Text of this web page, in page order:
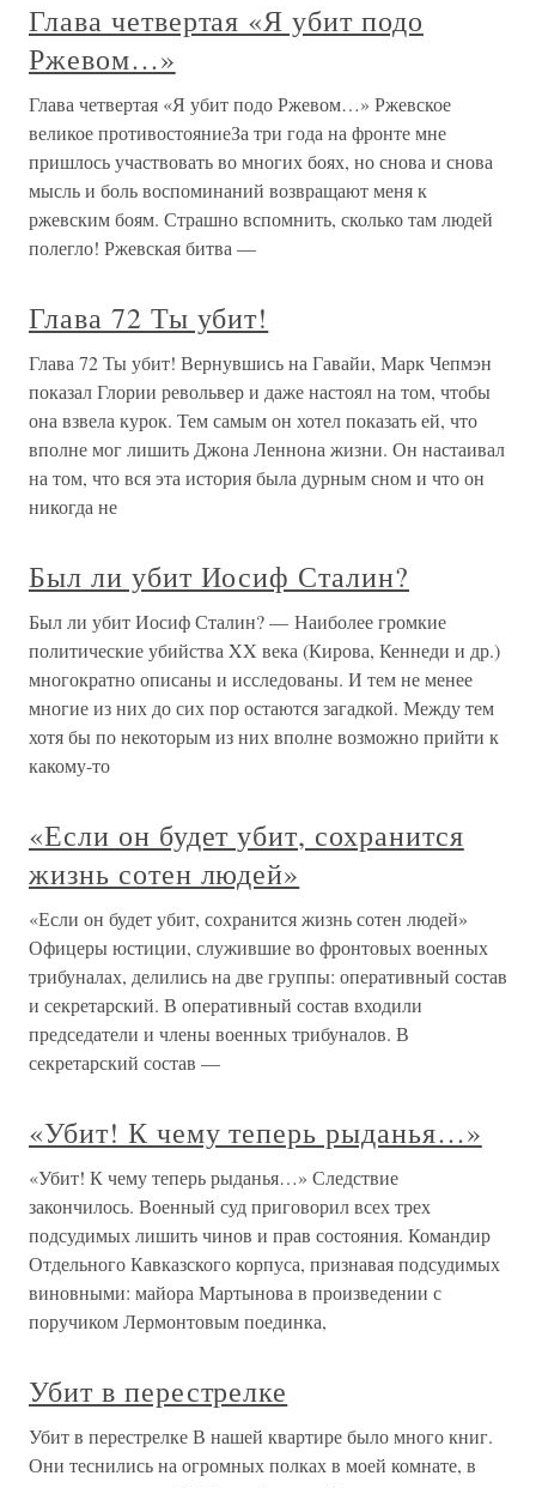
Глава четвертая «Я убит подо
Ржевом…»
Глава четвертая «Я убит подо Ржевом…» Ржевское
великое противостояниеЗа три года на фронте мне
пришлось участвовать во многих боях, но снова и снова
мысль и боль воспоминаний возвращают меня к
ржевским боям. Страшно вспомнить, сколько там людей
полегло! Ржевская битва —
Глава 72 Ты убит!
Глава 72 Ты убит! Вернувшись на Гавайи, Марк Чепмэн
показал Глории револьвер и даже настоял на том, чтобы
она взвела курок. Тем самым он хотел показать ей, что
вполне мог лишить Джона Леннона жизни. Он настаивал
на том, что вся эта история была дурным сном и что он
никогда не
Был ли убит Иосиф Сталин?
Был ли убит Иосиф Сталин? — Наиболее громкие
политические убийства XX века (Кирова, Кеннеди и др.)
многократно описаны и исследованы. И тем не менее
многие из них до сих пор остаются загадкой. Между тем
хотя бы по некоторым из них вполне возможно прийти к
какому-то
«Если он будет убит, сохранится
жизнь сотен людей»
«Если он будет убит, сохранится жизнь сотен людей»
Офицеры юстиции, служившие во фронтовых военных
трибуналах, делились на две группы: оперативный состав
и секретарский. В оперативный состав входили
председатели и члены военных трибуналов. В
секретарский состав —
«Убит! К чему теперь рыданья…»
«Убит! К чему теперь рыданья…» Следствие
закончилось. Военный суд приговорил всех трех
подсудимых лишить чинов и прав состояния. Командир
Отдельного Кавказского корпуса, признавая подсудимых
виновными: майора Мартынова в произведении с
поручиком Лермонтовым поединка,
Убит в перестрелке
Убит в перестрелке В нашей квартире было много книг.
Они теснились на огромных полках в моей комнате, в